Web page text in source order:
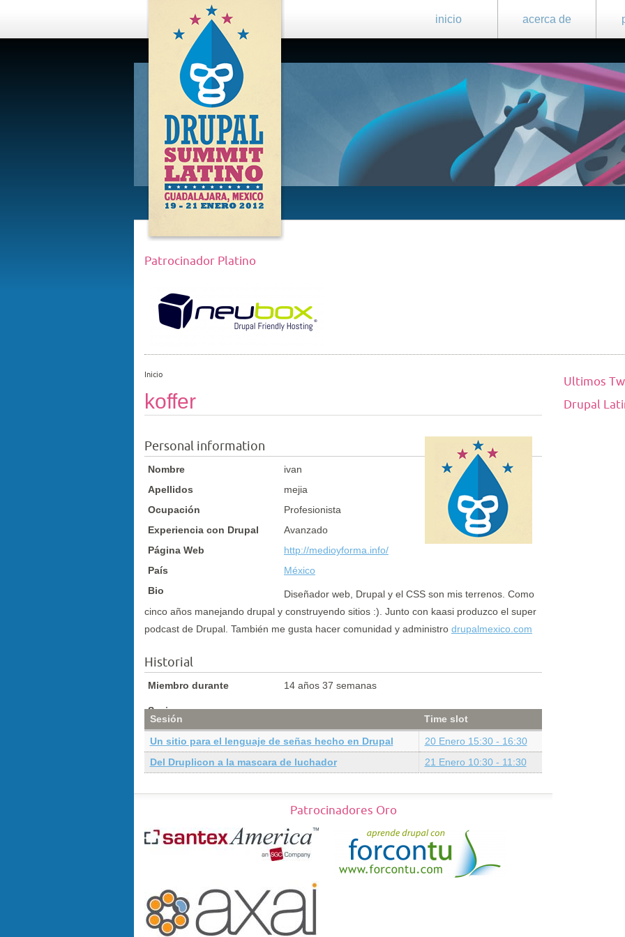
inicio acerca de
DRUPAL
SUMMIT
LATINO,
GUADALAJARA
2012
Patrocinador Platino
Inicio
koffer
Personal information
Nombre
ivan
Apellidos
mejia
Ocupación
Profesionista
Experiencia con Drupal
Avanzado
Página Web
http://medioyforma.info/
País
México
Bio
Diseñador web, Drupal y el CSS son mis terrenos. Como
cinco años manejando drupal y construyendo sitios :). Junto con kaasi produzco el super
podcast de Drupal. También me gusta hacer comunidad y administro drupalmexico.com
Historial
Miembro durante 14 años 37 semanas
Sesiones
Sesión
Time slot
Un sitio para el lenguaje de señas hecho en Drupal
20 Enero 15:30 - 16:30
Del Druplicon a la mascara de luchador
21 Enero 10:30 - 11:30
Patrocinadores Oro
Ultimos
Drupal